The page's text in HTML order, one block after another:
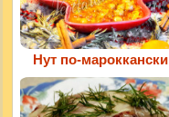
Нут по-мароккански